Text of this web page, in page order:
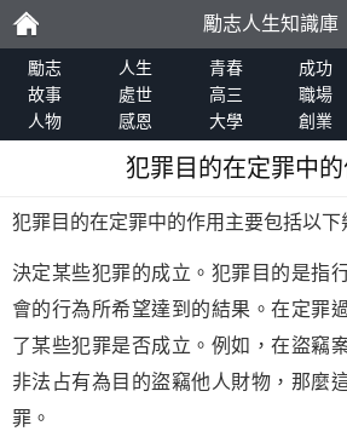
勵
志
勵志人生知識庫
勵志 人生 青春 成功
故事
處世 高三 職場
人物
感恩 大學 創業
犯罪目的在定罪中
犯罪目的在定罪中的作用主要包括以下
決定某些犯罪的成立。犯罪目的是指
會的行為所希望達到的結果。在定罪
了某些犯罪是否成立。例如，在盜竊
非法占有為目的盜竊他人財物，那麼
罪。